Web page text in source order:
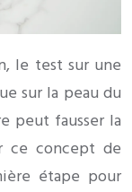
le test sur une
sur la peau du
peut fausser la
ce concept de
étape pour